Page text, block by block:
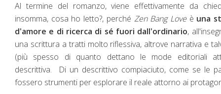
Al termine del romanzo, viene effettivamente da
insomma, cosa ho letto?, perché Zen Bang Loveè una
d'amore e di ricerca di sé fuori dall'ordinario,
una scrittura a tratti molto riflessiva, altrove narrativa e
(più spesso di quanto dettano le mode editoriali
descrittiva. Di un descrittivo compiaciuto, come se le
fossero strumenti per esplorare il reale attorno ai